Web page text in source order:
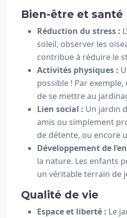
Bien-être et santé
Réduction du stress :
soleil, observer les
contribue à réduire le
Activités physiques :
possible ! Par
de se mettre au
Lien social : Un jardin
amis ou simplement
de détente, ou encore
Développement de
la nature. Les enfants
un véritable terrain de
Qualité de vie
Espace et liberté : Le